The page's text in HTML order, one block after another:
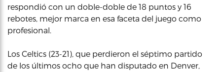
respondió con un doble-doble de 18 puntos y 16
rebotes, mejor marca en esa faceta del juego como
profesional.
Los Celtics (23-21), que perdieron el séptimo partido
de los últimos ocho que han disputado en Denver,